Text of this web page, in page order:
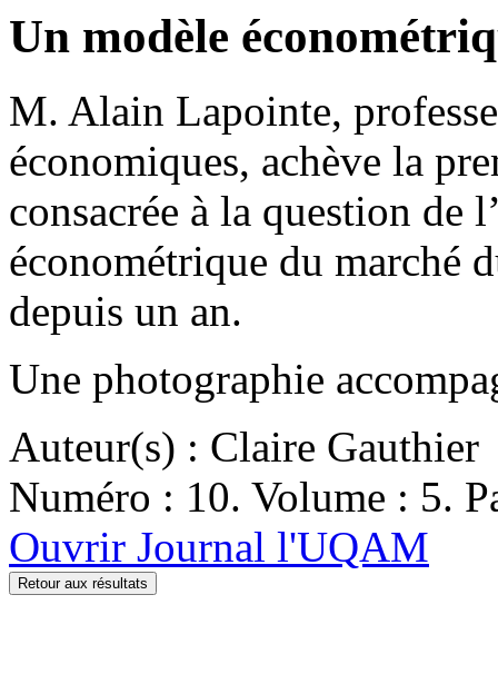
Un modèle
M. Alain Lapointe,
économiques, achève la
consacrée à la question de
économétrique du marché
depuis un an.
Une photographie
Auteur(s) : Claire Gauthier
Numéro : 10. Volume : 5.
Ouvrir Journal l'UQAM
Retour aux résultats